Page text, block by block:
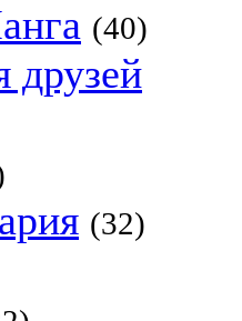
(40)
друзей
(32)